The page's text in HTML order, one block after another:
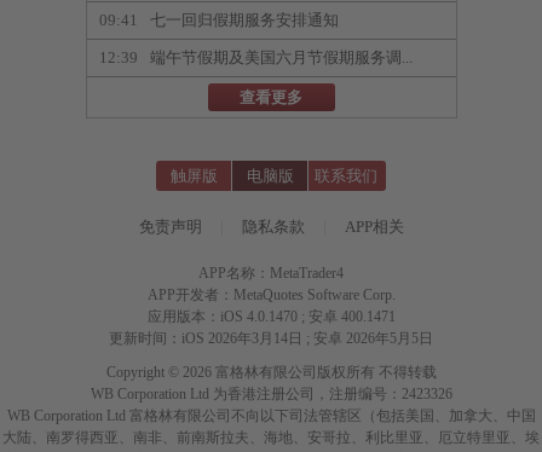
09:41 七一回归假期服务安排通知
12:39 端午节假期及美国六月节假期服务调...
查看更多
触屏版 电脑版 联系我们
免责声明 隐私条款 APP相关
APP名称：MetaTrader4
APP开发者：MetaQuotes Software Corp.
应用版本：iOS 4.0.1470 ; 安卓 400.1471
更新时间：iOS 2026年3月14日 ; 安卓 2026年5月5日
Copyright © 2026 富格林有限公司版权所有 不得转载
WB Corporation Ltd 为香港注册公司，注册编号：2423326
WB Corporation Ltd 富格林有限公司不向以下司法管辖区（包括美国、加拿大、中国
大陆、南罗得西亚、南非、前南斯拉夫、海地、安哥拉、利比里亚、厄立特里亚、埃